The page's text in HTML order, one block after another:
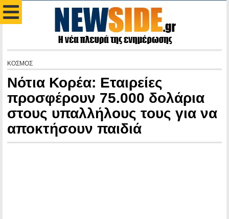
ΚΟΣΜΟΣ
Νότια Κορέα: Εταιρείες
προσφέρουν 75.000 δολάρια
στους υπαλλήλους τους για να
αποκτήσουν παιδιά